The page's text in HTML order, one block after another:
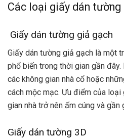
Các loại giấy dán tường
Giấy dán tường giả gạch
Giấy dán tường giả gạch là một
phổ biến trong thời gian gần
các không gian nhà cổ hoặc
cách mộc mạc. Ưu điểm của
gian nhà trở nên ấm cúng và gần
Giấy dán tường 3D